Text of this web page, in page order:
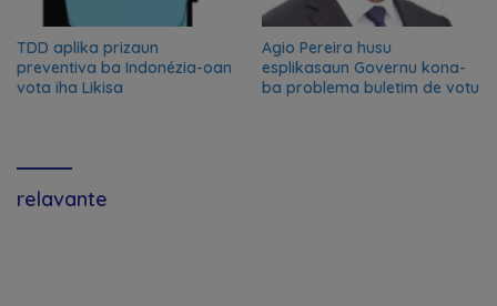
TDD aplika prizaun
preventiva ba Indonézia-oan
vota iha Likisa
Agio Pereira husu
esplikasaun Governu kona-
ba problema buletim de votu
relavante